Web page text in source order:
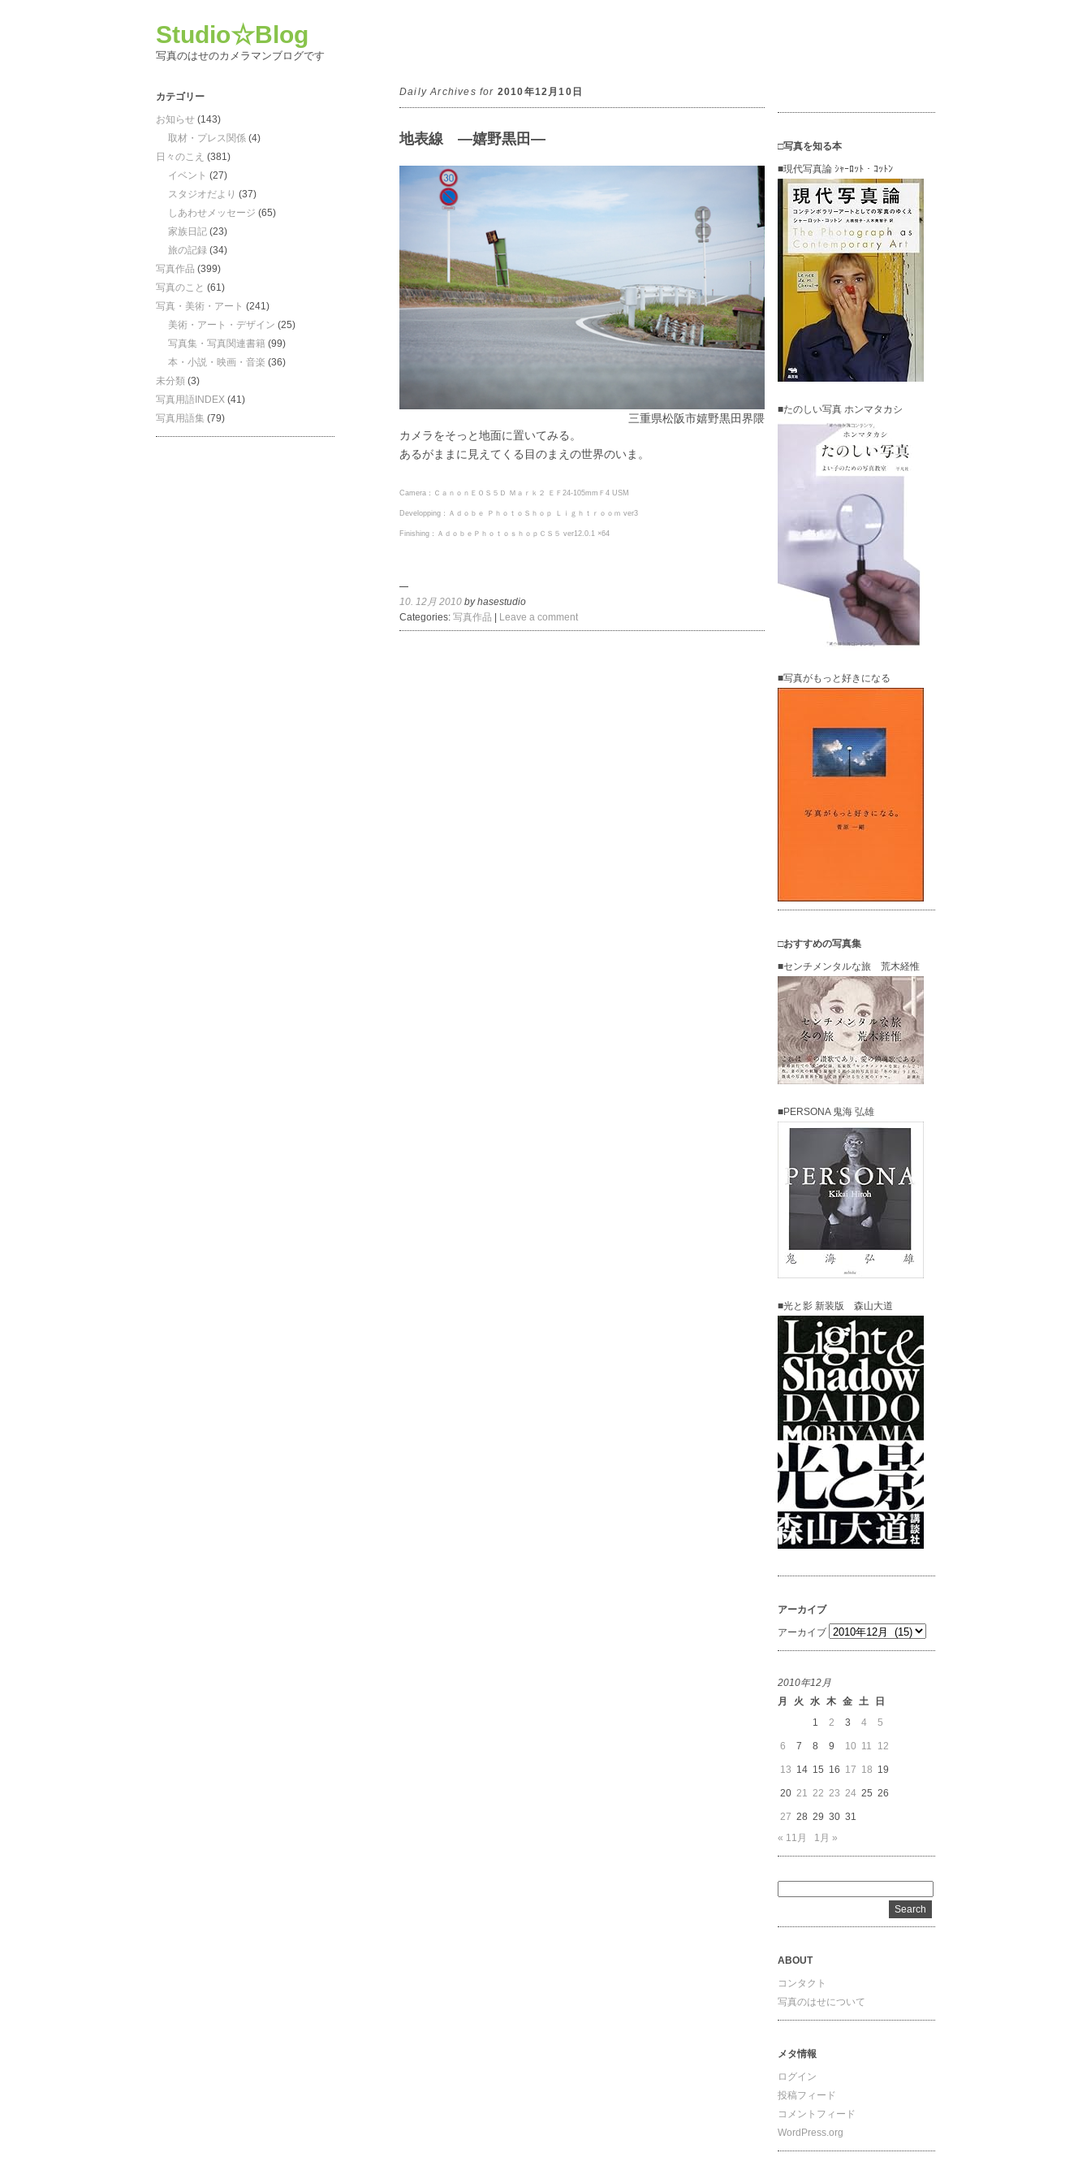
Studio☆Blog
写真のはせのカメラマンブログです
カテゴリー
お知らせ (143)
取材・プレス関係 (4)
日々のこえ (381)
イベント (27)
スタジオだより (37)
しあわせメッセージ (65)
家族日記 (23)
旅の記録 (34)
写真作品 (399)
写真のこと (61)
写真・美術・アート (241)
美術・アート・デザイン (25)
写真集・写真関連書籍 (99)
本・小説・映画・音楽 (36)
未分類 (3)
写真用語INDEX (41)
写真用語集 (79)
Daily Archives for 2010年12月10日
地表線 ―嬉野黒田―
三重県松阪市嬉野黒田界隈
カメラをそっと地面に置いてみる。
あるがままに見えてくる目のまえの世界のいま。
Camera：ＣａｎｏｎＥＯＳ５Ｄ Ｍａｒｋ２ ＥＦ24-105mmＦ4 USM
Developping：Ａｄｏｂｅ ＰｈｏｔｏＳｈｏｐ Ｌｉｇｈｔｒｏｏｍ ver3
Finishing：ＡｄｏｂｅＰｈｏｔｏｓｈｏｐＣＳ５ ver12.0.1 ×64
10. 12月 2010 by hasestudio
Categories: 写真作品 Leave a comment
□写真を知る本
■現代写真論 ｼｬｰﾛｯﾄ・ｺｯﾄﾝ
■たのしい写真 ホンマタカシ
■写真がもっと好きになる
□おすすめの写真集
■センチメンタルな旅 荒木経惟
■PERSONA 鬼海 弘雄
■光と影 新装版 森山大道
アーカイブ
アーカイブ
2010年12月
月
火 水 木 金 土
日
1
2 3 4 5
6 7 8 9 10 11 12
13 14 15 16 17 18 19
20 21 22 23 24 25 26
27 28 29 30 31
« 11月
1月 »
ABOUT
コンタクト
写真のはせについて
メタ情報
ログイン
投稿フィード
コメントフィード
WordPress.org